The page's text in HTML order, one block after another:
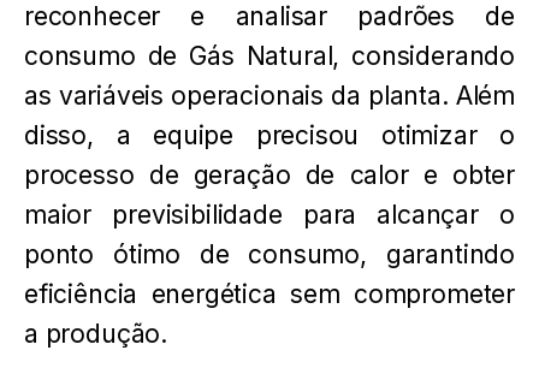
reconhecer e analisar padrões de
consumo de Gás Natural, considerando
as variáveis operacionais da planta. Além
disso, a equipe precisou otimizar o
processo de geração de calor e obter
maior previsibilidade para alcançar o
ponto ótimo de consumo, garantindo
eficiência energética sem comprometer
a produção.